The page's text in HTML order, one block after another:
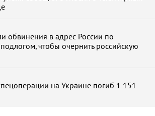
обвинения в адрес России по
чтобы очернить российскую
на Украине погиб 1 151